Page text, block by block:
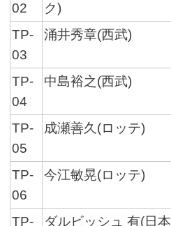
02
ク)
TP-
03
涌井秀章(西武)
TP-
04
中島裕之(西武)
TP-
05
成瀬善久(ロッテ)
TP-
06
今江敏晃(ロッテ)
TP-
ダルビッシュ 有(日本